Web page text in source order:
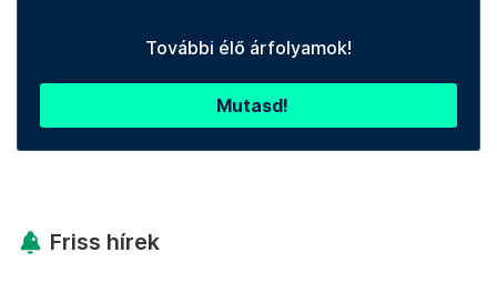
További élő árfolyamok!
Mutasd!
Friss hírek